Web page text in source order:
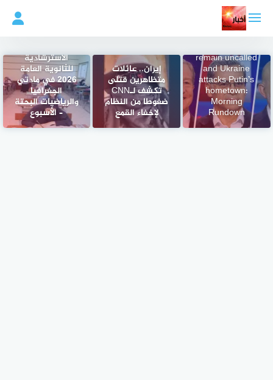
المحتوى
remain uncalled
and Ukraine
attacks Putin’s
hometown:
Morning
Rundown
إيران.. عائلات
متظاهرين قتلى
تكشف لـCNN
ضغوطا من النظام
لإخفاء القمع
الاسترشادية
للثانوية العامة
2026 في مادتي
الجغرافيا
والرياضيات البحتة
– الأسبوع